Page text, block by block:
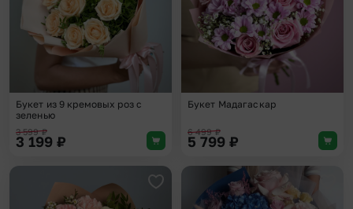
Букет из 9 кремовых роз с
зеленью
3 599₽
3 199 ₽
Букет Мадагаскар
6 499₽
5 799 ₽
Добавить в избранное